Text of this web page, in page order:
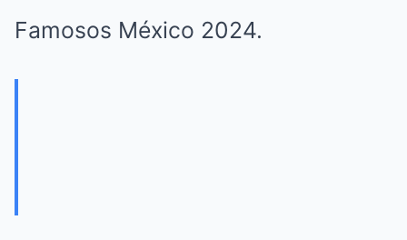
Famosos México 2024.